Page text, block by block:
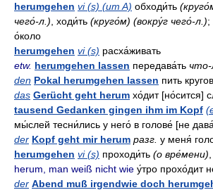
herumgehen vi (s) (um A) обходи́ть
чего́-л.) , ходи́ть (круго́м) (вокру́г чего́-л.);
о́коло
herumgehen vi (s) расха́живать
etw. herumgehen lassen передава́ть что-
den Pokal herumgehen lassen пить
das Gerücht geht herum хо́дит [но́сится]
tausend Gedanken gingen ihm im Kopf
мы́слей тесни́лись у него́ в голове́ [не
der Kopf geht mir herum разг. у меня́
herumgehen vi (s) проходи́ть (о вре́мени)
herum, man weiß nicht wie у́тро прохо́дит
der Abend muß irgendwie doch